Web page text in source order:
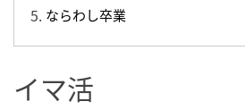
ならわし卒業
イマ活